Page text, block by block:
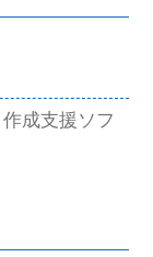
成支援ソフ